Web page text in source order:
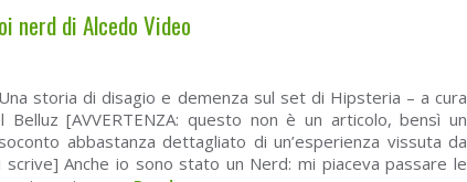
nerd di Alcedo Video
storia di disagio e demenza sul set di Hipsteria – a cura
Belluz [AVVERTENZA: questo non è un articolo, bensì un
abbastanza dettagliato di un’esperienza vissuta da
scrive] Anche io sono stato un Nerd: mi piaceva passare le